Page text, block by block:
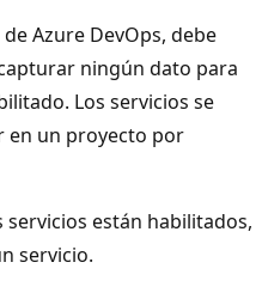
Azure DevOps, debe
ningún dato para
Los servicios se
en un proyecto por
están habilitados,
servicio.